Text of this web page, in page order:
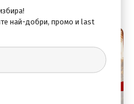
най-добри, промо и last